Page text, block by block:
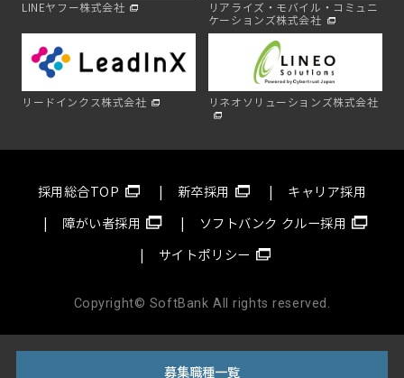
募集職種一覧
LINEヤフー株式会社
リアライズ・モバイル・コミュニ
ケーションズ株式会社
リードインクス株式会社 リネオソリューションズ株式会社
採用総合TOP 新卒採用
キャリア採用
障がい者採用
ソフトバンク クルー採用
サイトポリシー
Copyright© SoftBank All rights reserved.